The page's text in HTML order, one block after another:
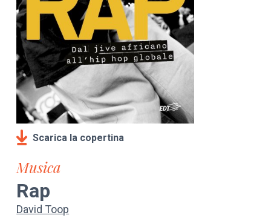
Scarica la copertina
Musica
Rap
David Toop